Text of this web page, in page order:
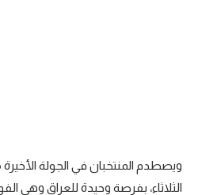
سعودي في الجول
ويصطدم المنتخبان في الجولة
الثلاثاء، بفرصة وحيدة للعراق وهي